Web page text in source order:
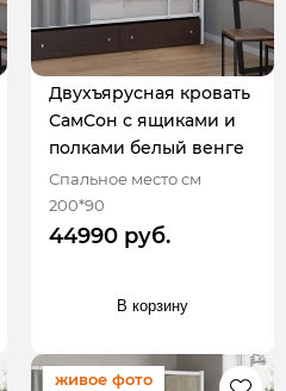
Двухъярусная кровать
СамСон с ящиками и
полками белый венге
Спальное место см
200*90
44990 руб.
В корзину
живое фото